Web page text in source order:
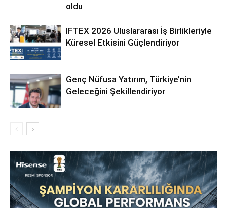
oldu
IFTEX 2026 Uluslararası İş Birlikleriyle
Küresel Etkisini Güçlendiriyor
Genç Nüfusa Yatırım, Türkiye’nin
Geleceğini Şekillendiriyor